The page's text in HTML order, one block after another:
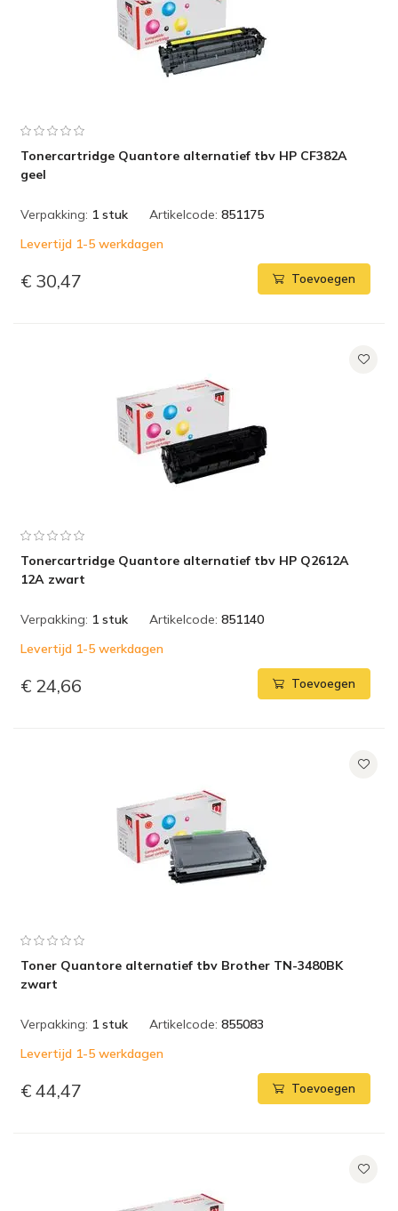
Tonercartridge Quantore alternatief tbv HP CF382A
geel
Verpakking: 1 stuk Artikelcode: 851175
Levertijd 1-5 werkdagen
€ 30,47 Toevoegen
Tonercartridge Quantore alternatief tbv HP Q2612A
12A zwart
Verpakking: 1 stuk Artikelcode: 851140
Levertijd 1-5 werkdagen
€ 24,66 Toevoegen
Toner Quantore alternatief tbv Brother TN-3480BK
zwart
Verpakking: 1 stuk Artikelcode: 855083
Levertijd 1-5 werkdagen
€ 44,47 Toevoegen